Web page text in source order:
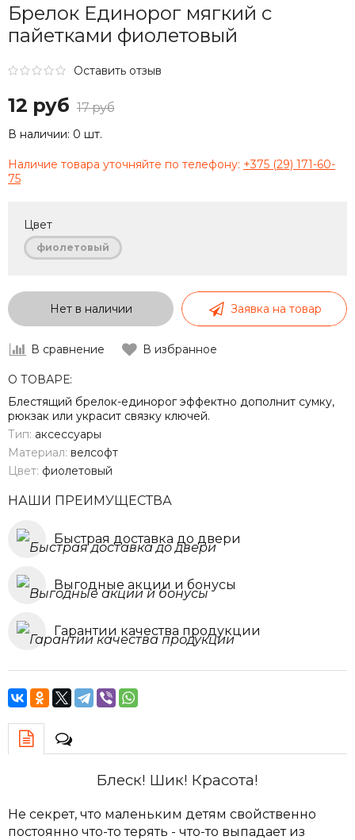
Брелок Единорог мягкий с
пайетками фиолетовый
Оставить отзыв
12 руб 17 руб
В наличии: 0 шт.
Наличие товара уточняйте по телефону: +375 (29) 171-60-
75
Цвет
фиолетовый
Нет в наличии Заявка на товар
В сравнение В избранное
О ТОВАРЕ:
Блестящий брелок-единорог эффектно дополнит сумку,
рюкзак или украсит связку ключей.
Тип: аксессуары
Материал: велсофт
Цвет: фиолетовый
НАШИ ПРЕИМУЩЕСТВА
Быстрая доставка до двери
Выгодные акции и бонусы
Гарантии качества продукции
Блеск! Шик! Красота!
Не секрет, что маленьким детям свойственно
постоянно что-то терять - что-то выпадает из